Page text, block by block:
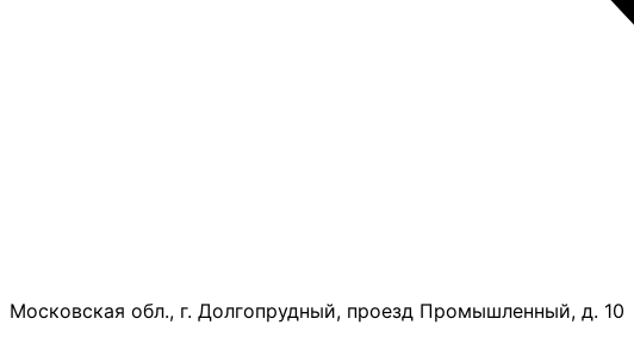
Московская обл., г. Долгопрудный, проезд Промышленный, д. 10